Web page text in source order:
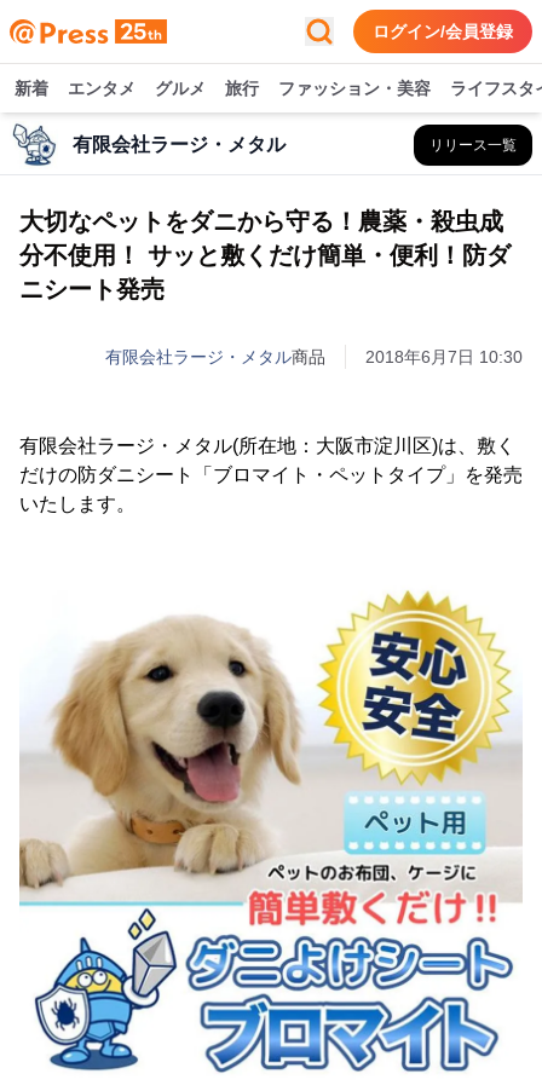
ログイン/会員登録
新着 エンタメ グルメ 旅行 ファッション・美容 ライフスタ
有限会社ラージ・メタル リリース一覧
大切なペットをダニから守る！農薬・殺虫成
分不使用！ サッと敷くだけ簡単・便利！防ダ
ニシート発売
有限会社ラージ・メタル商品 2018年6月7日 10:30
有限会社ラージ・メタル(所在地：大阪市淀川区)は、敷く
だけの防ダニシート「ブロマイト・ペットタイプ」を発売
いたします。